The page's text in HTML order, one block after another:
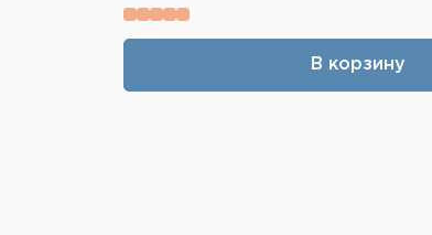
В корзину